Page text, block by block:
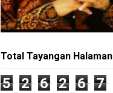
Total Tayangan Halaman
5 2 6 2 6 7